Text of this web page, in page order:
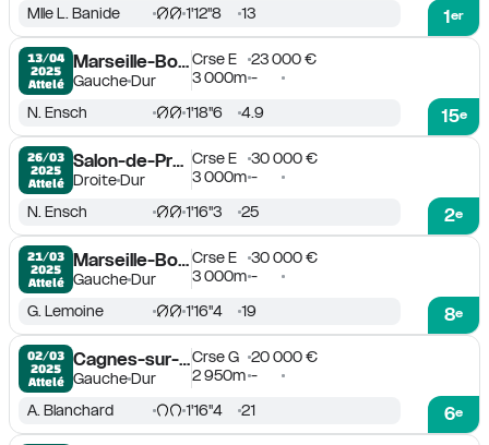
1er
Mlle L. Banide 1'12''8 13
13/04
2025
Attelé
Marseille-Borély
GaucheDur
Crse E
23 000 €
3 000m -
15e
N. Ensch 1'18''6 4.9
26/03
2025
Attelé
Salon-de-Provence
DroiteDur
Crse E
30 000 €
3 000m -
2e
N. Ensch 1'16''3 25
21/03
2025
Attelé
Marseille-Borély
GaucheDur
Crse E
30 000 €
3 000m -
8e
G. Lemoine 1'16''4 19
02/03
2025
Attelé
Cagnes-sur-Mer
GaucheDur
Crse G
20 000 €
2 950m -
6e
A. Blanchard 1'16''4 21